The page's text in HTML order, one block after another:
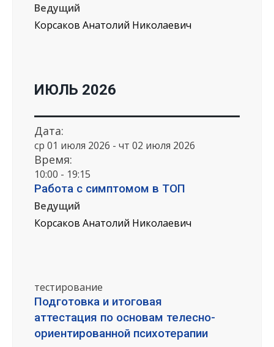
Ведущий
Корсаков Анатолий Николаевич
ИЮЛЬ 2026
Дата:
ср 01 июля 2026 - чт 02 июля 2026
Время:
10:00 - 19:15
Работа с симптомом в ТОП
Ведущий
Корсаков Анатолий Николаевич
тестирование
Подготовка и итоговая
аттестация по основам телесно-
ориентированной психотерапии